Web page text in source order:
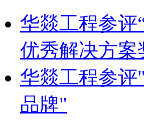
华燚工程参评
优秀解决方案
华燚工程参评
品牌"